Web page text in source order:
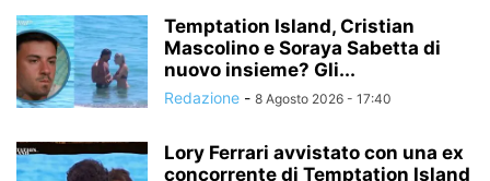
Temptation Island, Cristian
Mascolino e Soraya Sabetta di
nuovo insieme? Gli...
Redazione - 8 Agosto 2026 - 17:40
Lory Ferrari avvistato con una ex
concorrente di Temptation Island